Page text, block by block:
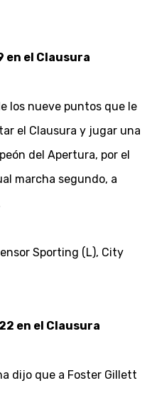
en el Clausura
los nueve puntos que le
el Clausura y jugar una
del Apertura, por el
marcha segundo, a
Sporting (L), City
en el Clausura